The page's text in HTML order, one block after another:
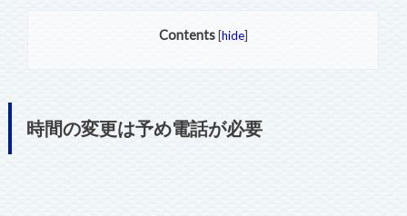
Contents [hide]
時間の変更は予め電話が必要